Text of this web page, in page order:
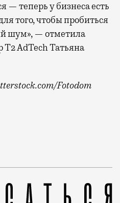
— теперь у бизнеса есть
того, чтобы пробиться
шум», — отметила
AdTech Татьяна
Fotodom
модели интернет-